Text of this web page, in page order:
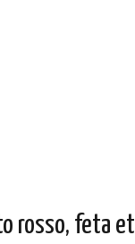
rosso, feta et